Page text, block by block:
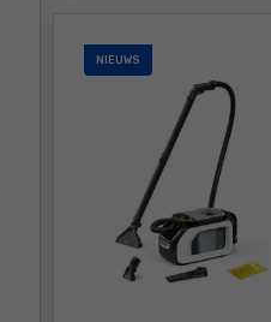
NIEUWS